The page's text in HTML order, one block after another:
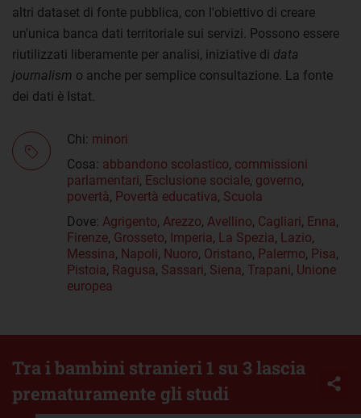
altri dataset di fonte pubblica, con l'obiettivo di creare
un'unica banca dati territoriale sui servizi. Possono essere
riutilizzati liberamente per analisi, iniziative di data
journalism o anche per semplice consultazione. La fonte
dei dati è Istat.
Chi: minori
Cosa: abbandono scolastico, commissioni
parlamentari, Esclusione sociale, governo,
povertà, Povertà educativa, Scuola
Dove: Agrigento, Arezzo, Avellino, Cagliari, Enna,
Firenze, Grosseto, Imperia, La Spezia, Lazio,
Messina, Napoli, Nuoro, Oristano, Palermo, Pisa,
Pistoia, Ragusa, Sassari, Siena, Trapani, Unione
europea
Tra i bambini stranieri 1 su 3 lascia
prematuramente gli studi